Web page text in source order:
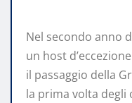
Nel secondo anno
un host
il passaggio della
la prima volta degli